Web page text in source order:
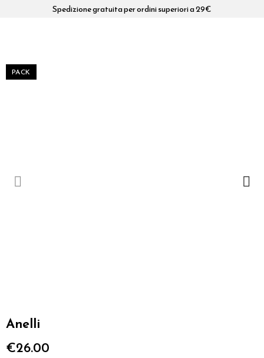
Spedizione gratuita per ordini superiori a 29€
PACK
Anelli
€26.00